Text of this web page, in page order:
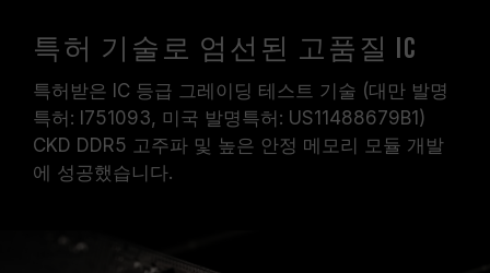
특허 기술로 엄선된 고품질 IC
특허받은 IC 등급 그레이딩 테스트 기술 (대만 발명
특허: I751093, 미국 발명특허: US11488679B1)
CKD DDR5 고주파 및 높은 안정 메모리 모듈 개발
에 성공했습니다.